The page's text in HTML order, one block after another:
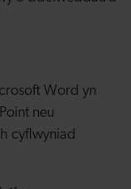
Word yn
neu
cyflwyniad